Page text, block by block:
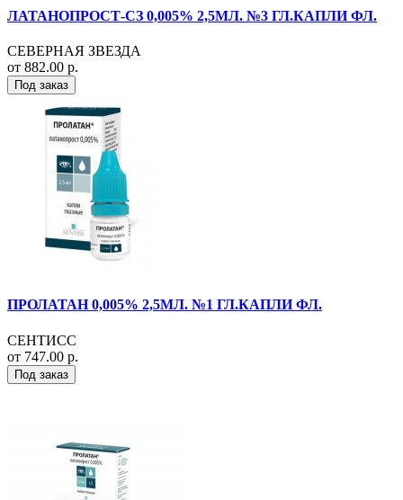
ЛАТАНОПРОСТ-СЗ 0,005% 2,5МЛ. №3 ГЛ.КАПЛИ ФЛ.
СЕВЕРНАЯ ЗВЕЗДА
от 882.00 р.
Под заказ
ПРОЛАТАН 0,005% 2,5МЛ. №1 ГЛ.КАПЛИ ФЛ.
СЕНТИСС
от 747.00 р.
Под заказ